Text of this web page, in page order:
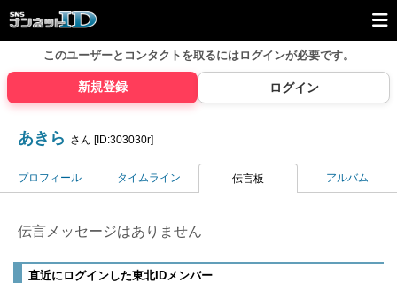
このユーザーとコンタクトを取るにはログインが必要です。
新規登録 ログイン
あきら さん [ID:303030r]
プロフィール タイムライン 伝言板 アルバム
伝言メッセージはありません
直近にログインした東北IDメンバー